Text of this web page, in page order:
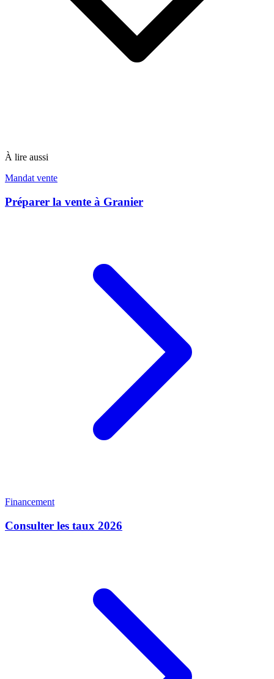
À lire aussi
Mandat vente
Préparer la vente à Granier
Financement
Consulter les taux 2026